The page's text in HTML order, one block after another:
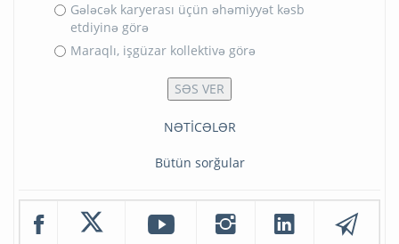
Gələcək karyerası üçün əhəmiyyət kəsb
etdiyinə görə
Maraqlı, işgüzar kollektivə görə
NƏTİCƏLƏR
Bütün sorğular